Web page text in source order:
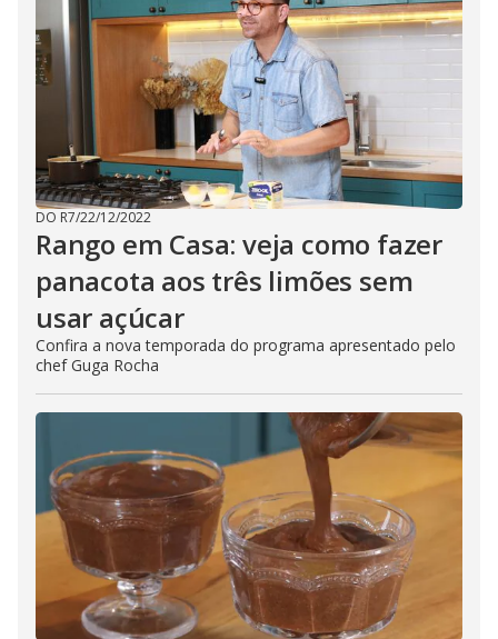
DO R7/22/12/2022
Rango em Casa: veja como fazer
panacota aos três limões sem
usar açúcar
Confira a nova temporada do programa apresentado pelo
chef Guga Rocha